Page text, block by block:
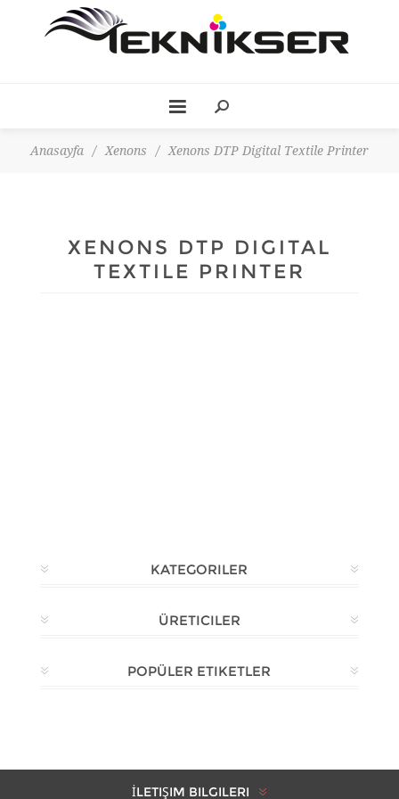
Anasayfa / Xenons / Xenons DTP Digital Textile Printer
XENONS DTP DIGITAL
TEXTILE PRINTER
KATEGORILER
ÜRETICILER
POPÜLER ETIKETLER
İLETIŞIM BILGILERI